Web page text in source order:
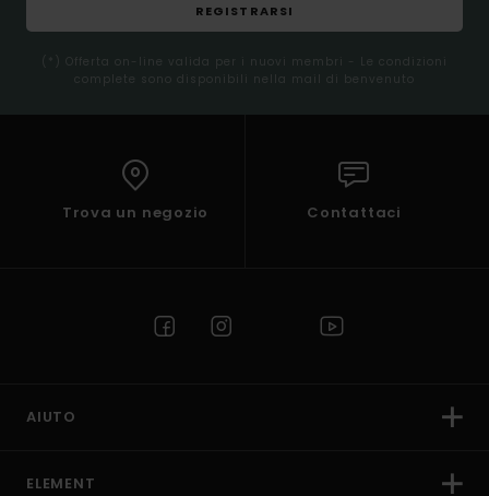
REGISTRARSI
(*) Offerta on-line valida per i nuovi membri - Le condizioni
complete sono disponibili nella mail di benvenuto
Trova un negozio Contattaci
AIUTO
ELEMENT